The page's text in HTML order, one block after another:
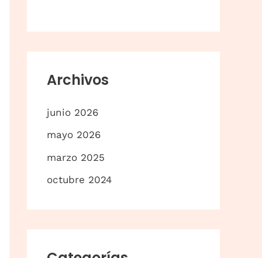
Archivos
junio 2026
mayo 2026
marzo 2025
octubre 2024